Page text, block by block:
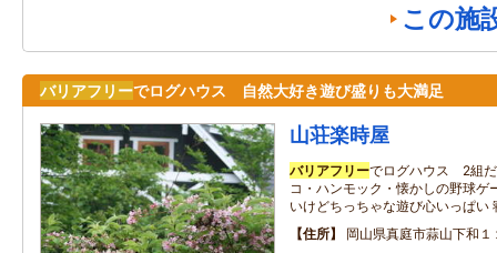
この施
バリアフリーでログハウス 自然大好き遊び盛りも大満足
山荘楽時屋
バリアフリーでログハウス 2組
コ・ハンモック・懐かしの野球ゲ
いけどちっちゃな遊び心いっぱい
住所
岡山県真庭市蒜山下和１